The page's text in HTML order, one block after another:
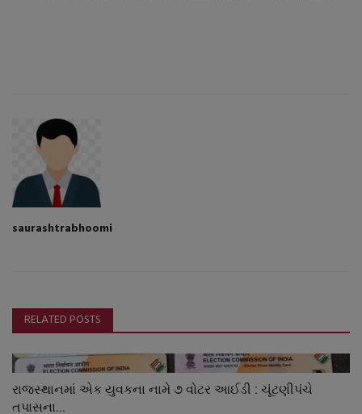
saurashtrabhoomi
RELATED POSTS
રાજસ્થાનમાં એક યુવકના નામે ૭ વોટર આઈડી : ચૂંટણીપંચે
તપાસના...